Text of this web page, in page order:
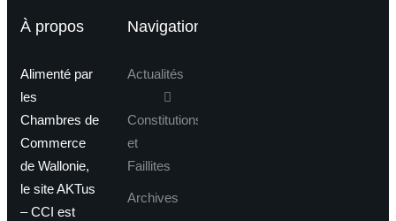
À propos
Alimenté par
les
Chambres de
Commerce
de Wallonie,
le site AKTus
– CCI est
Navigation
Actualités
Constitutions
et
Faillites
Archives